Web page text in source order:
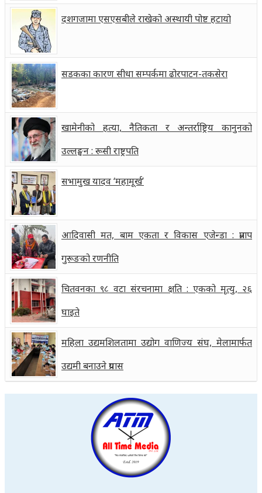
दशगजामा एसएसबीले राखेको अस्थायी पोष्ट हटायो
सडकका कारण सीधा सम्पर्कमा ढोरपाटन-तकसेरा
खामेनीको हत्या, नैतिकता र अन्तर्राष्ट्रिय कानुनको
उल्लङ्घन : रूसी राष्ट्रपति
सभामुख यादव ‘महामूर्ख’
आदिवासी मत, बाम एकता र विकास एजेन्डा : प्रताप
गुरूङको रणनीति
चितवनका ९८ वटा संरचनामा क्षति : एकको मृत्यु, २६
घाइते
महिला उद्यमशिलतामा उद्योग वाणिज्य संघ, मेलामार्फत
उद्यमी बनाउने प्रयास